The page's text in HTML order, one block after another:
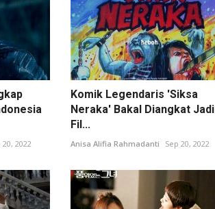
20, 2022
Komik Legendaris 'Siksa
Neraka' Bakal Diangkat Jadi
Fil...
Anisa Alifia Rahmadanti Sep 20, 2022